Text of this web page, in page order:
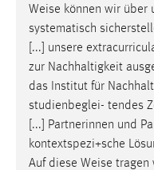
Weise können wir über
systematisch
[...] unsere
zur Nachhaltigkeit
das Institut für
studienbeglei- tendes
[...] Partnerinnen und
kontextspezi+sche
Auf diese Weise tragen